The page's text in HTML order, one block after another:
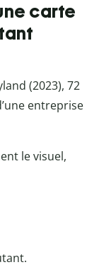
carte
(2023), 72
entreprise
le visuel,